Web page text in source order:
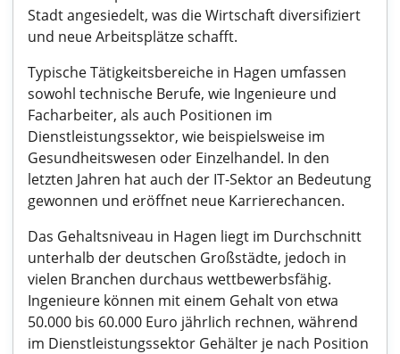
Stadt angesiedelt, was die Wirtschaft diversifiziert
und neue Arbeitsplätze schafft.
Typische Tätigkeitsbereiche in Hagen umfassen
sowohl technische Berufe, wie Ingenieure und
Facharbeiter, als auch Positionen im
Dienstleistungssektor, wie beispielsweise im
Gesundheitswesen oder Einzelhandel. In den
letzten Jahren hat auch der IT-Sektor an Bedeutung
gewonnen und eröffnet neue Karrierechancen.
Das Gehaltsniveau in Hagen liegt im Durchschnitt
unterhalb der deutschen Großstädte, jedoch in
vielen Branchen durchaus wettbewerbsfähig.
Ingenieure können mit einem Gehalt von etwa
50.000 bis 60.000 Euro jährlich rechnen, während
im Dienstleistungssektor Gehälter je nach Position